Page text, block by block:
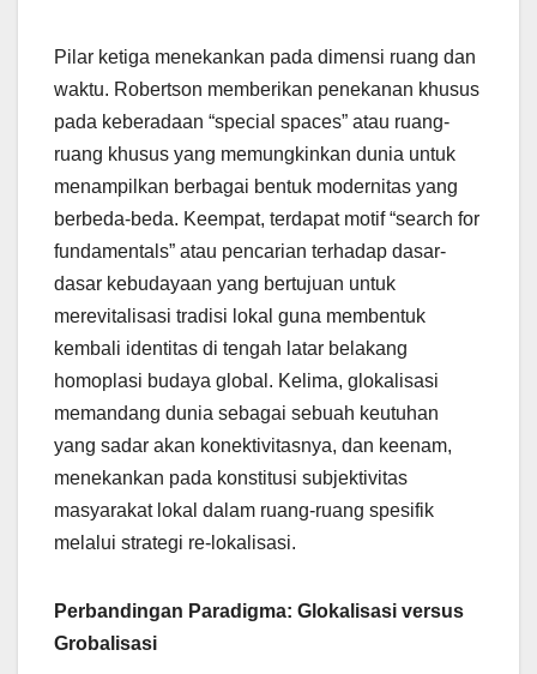
Pilar ketiga menekankan pada dimensi ruang dan
waktu. Robertson memberikan penekanan khusus
pada keberadaan “special spaces” atau ruang-
ruang khusus yang memungkinkan dunia untuk
menampilkan berbagai bentuk modernitas yang
berbeda-beda. Keempat, terdapat motif “search for
fundamentals” atau pencarian terhadap dasar-
dasar kebudayaan yang bertujuan untuk
merevitalisasi tradisi lokal guna membentuk
kembali identitas di tengah latar belakang
homoplasi budaya global. Kelima, glokalisasi
memandang dunia sebagai sebuah keutuhan
yang sadar akan konektivitasnya, dan keenam,
menekankan pada konstitusi subjektivitas
masyarakat lokal dalam ruang-ruang spesifik
melalui strategi re-lokalisasi.
Perbandingan Paradigma: Glokalisasi versus
Grobalisasi